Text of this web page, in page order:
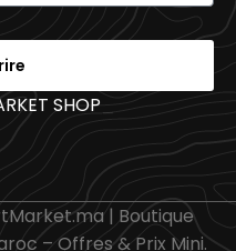
SHOP _
| Boutique
– Offres & Prix Mini.